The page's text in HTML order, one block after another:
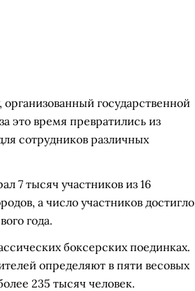
государственной
это время превратились из
сотрудников различных
7 тысяч участников из 16
а число участников достигло
года.
боксерских поединках.
определяют в пяти весовых
235 тысяч человек.